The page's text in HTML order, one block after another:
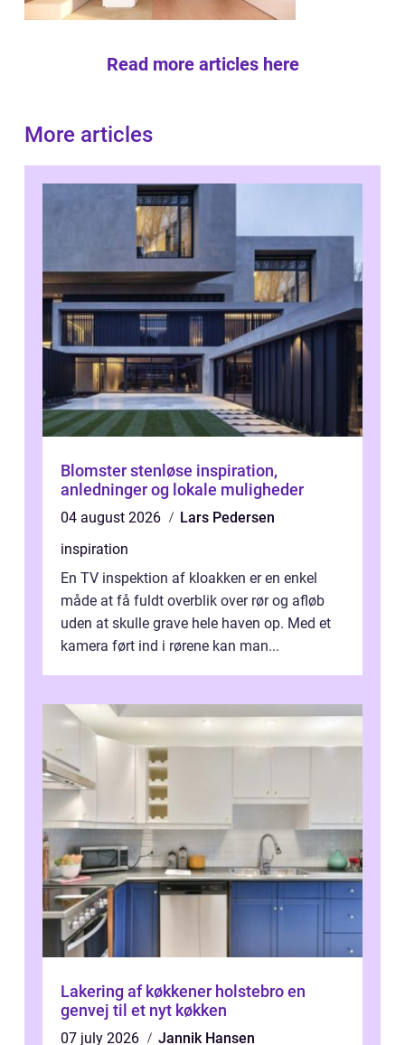
Read more articles here
More articles
Blomster stenløse inspiration,
anledninger og lokale muligheder
04 august 2026
Lars Pedersen
inspiration
En TV inspektion af kloakken er en enkel
måde at få fuldt overblik over rør og afløb
uden at skulle grave hele haven op. Med et
kamera ført ind i rørene kan man...
Lakering af køkkener holstebro en
genvej til et nyt køkken
07 july 2026 Jannik Hansen